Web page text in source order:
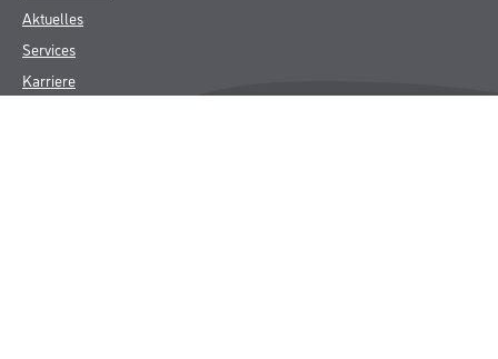
Aktuelles
Services
Karriere